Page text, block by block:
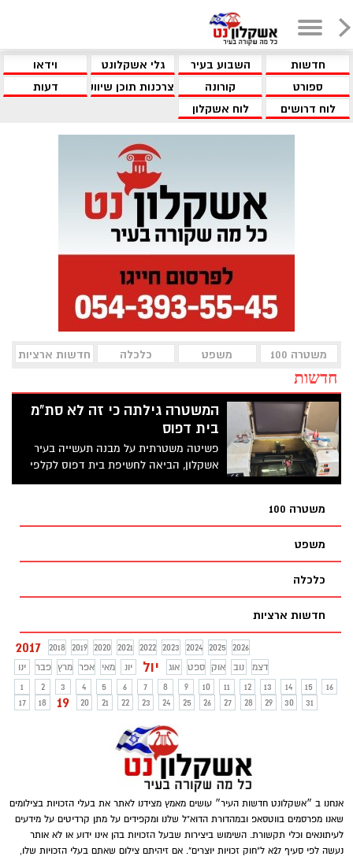
חדשות השבוע בעיר גלי אשקלונט
וידאו
ספורט
קורונה צרכנות תוכן שיווקי
דעות
לוח דרושים
לוח אשקלון
משטרה 100 משפט כלכלה חדשות ארציות
חדשות
המשטרה גילתה כי זה לא סת"מ
בית דפוס
פשיטה משטרתית על מבנה תעשייה בעיר
אשקלון, הביאה לחשיפת בית דפוס לקלפי
מזוזות מזויפות. תושב אשקלון בן 28 הוא
משטרה 100
משפט
כלכלה
חדשות ארציות
2017 2018 2019 2020 2021 2022 2023 2024 2025
2026
ינו
פבר מרץ אפר מאי יונ יול אוג ספט אוק נוב
דצמ
1
2 3 4 5 6 7 8 9 10 11 12 13 14 15
16
17
18 19 20 21 22 23 24 25 26 27 28 29 30 31
אנחנו ב ״אשקלונט חדשות העיר״ עושים מאמץ מצידנו לאתר את בעלי הזכויות בצילומים
שאנו מפרסמים בווטסאפ ובמהדורת הדוא"ל שלנו ומקפידים על מתן קרדיטים על מידעים
לעיתונאים וכלי תקשורת. השימוש ביצירות שבעל הזכויות בהן אינו ידוע או לא אותר
נעשה לפי סעיף 27א ל"חוק זכויות יוצרים". אם זיהיתם צילום שאתם בעלי הזכויות שלו,